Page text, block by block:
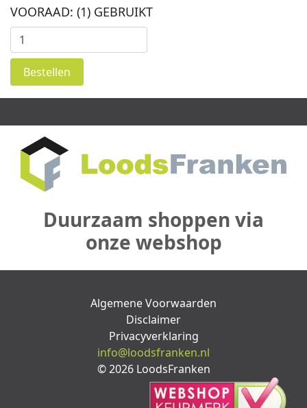
VOORAAD: (1) GEBRUIKT
Bestellen
Duurzaam shoppen via
onze webshop
Algemene Voorwaarden
Disclaimer
Privacyverklaring
info@loodsfranken.nl
© 2026 LoodsFranken